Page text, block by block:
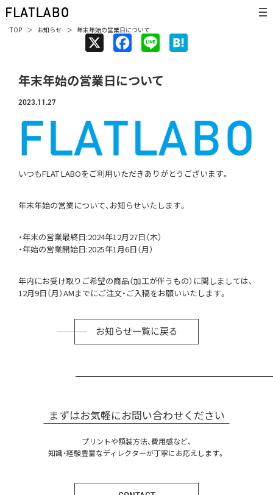
TOP お知らせ 年末年始の営業日について
c
o
k
n
年末年始の営業日について
2023.11.27
いつもFLAT LABOをご利用いただきありがとうございます。
年末年始の営業について、お知らせいたします。
・年末の営業最終日:2024年12月27日（木）
・年始の営業開始日:2025年1月6日（月）
年内にお受け取りご希望の商品（加工が伴うもの）に関しましては、
12月9日（月）AMまでにご注文・ご入稿をお願いいたします。
お知らせ一覧に戻る
まずはお気軽にお問い合わせください
プリントや額装方法、費用感など、
知識・経験豊富なディレクターが丁寧にお応えします。